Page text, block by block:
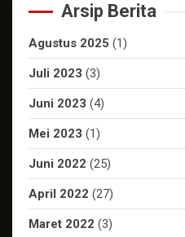
Arsip Berita
Agustus 2025 (1)
Juli 2023 (3)
Juni 2023 (4)
Mei 2023 (1)
Juni 2022 (25)
April 2022 (27)
Maret 2022 (3)